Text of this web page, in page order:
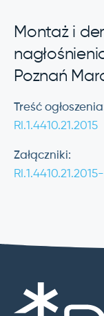
Montaż i
Poznań
Treść
RI.1.4410.21.2015
Załączniki:
RI.1.4410.21.2015-